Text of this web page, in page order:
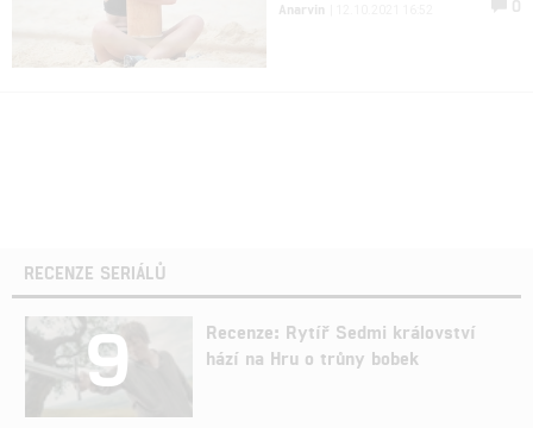
Anarvin 0
RECENZE SERIÁLŮ
9
Recenze: Rytíř Sedmi království
hází na Hru o trůny bobek